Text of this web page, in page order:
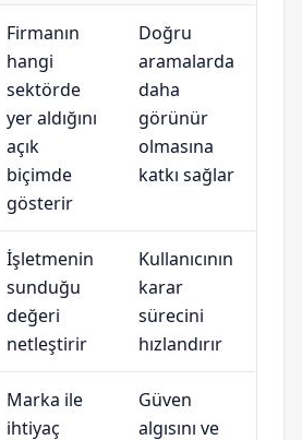
Firmanın
hangi
sektörde
yer aldığını
açık
biçimde
gösterir
Doğru
aramalarda
daha
görünür
olmasına
katkı sağlar
İşletmenin
sunduğu
değeri
netleştirir
Kullanıcının
karar
sürecini
hızlandırır
Marka ile
ihtiyaç
Güven
algısını ve